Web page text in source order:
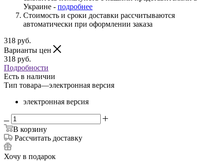
Украине - подробнее
Стоимость и сроки доставки рассчитываются
автоматически при оформлении заказа
318 руб.
Варианты цен
318 руб.
Подробности
Есть в наличии
Тип товара—электронная версия
электронная версия
В корзину
Рассчитать доставку
Хочу в подарок